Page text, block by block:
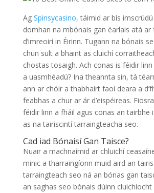
Ag Spinsycasino, táimid ar bís
domhan na mbónais gan éarlais atá ar
d’imreoirí in Éirinn. Tugann na bónais
chun sult a bhaint as cluichí
chostas tosaigh. Ach conas is féidir
a uasmhéadú? Ina theannta sin, tá
ann ar chóir a thabhairt faoi deara a
feabhas a chur ar ár d’eispéireas.
féidir linn a fháil agus conas an tairbhe
as na tairiscintí tarraingteacha seo.
Cad iad Bónaisí Gan Taisce?
Nuair a machnaímid ar chluichí
minic a tharraingíonn muid aird an
tarraingteach seo ná an bónas gan
an saghas seo bónais dúinn cluichíocht